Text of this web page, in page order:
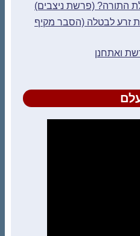
התורה? (פרשת ניצבים)
זרע לבטלה (הסבר מקיף
ואתחנן